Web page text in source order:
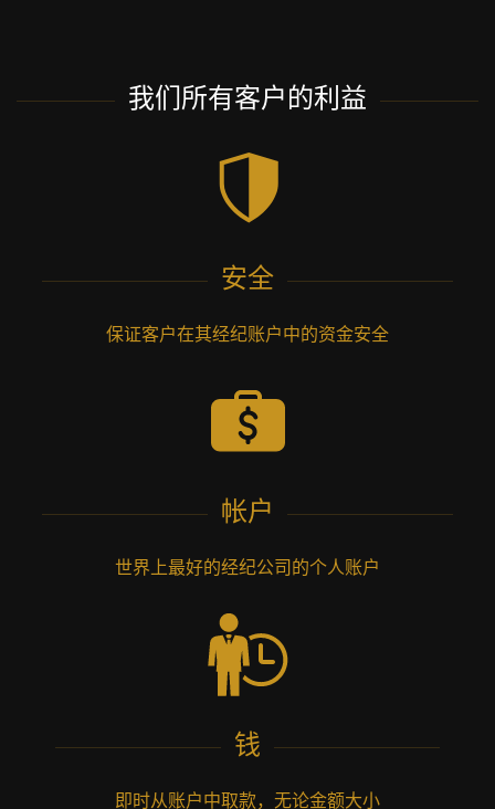
我们所有客户的利益
安全
保证客户在其经纪账户中的资金安全
帐户
世界上最好的经纪公司的个人账户
钱
即时从账户中取款，无论金额大小